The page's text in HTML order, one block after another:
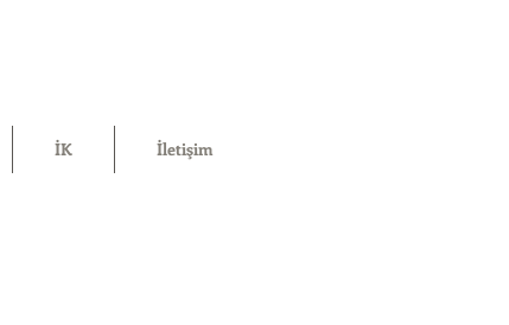
İK İletişim